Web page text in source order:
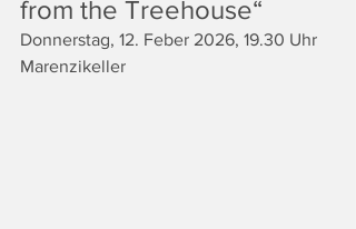
from the Treehouse“
Donnerstag, 12. Feber 2026, 19.30 Uhr
Marenzikeller